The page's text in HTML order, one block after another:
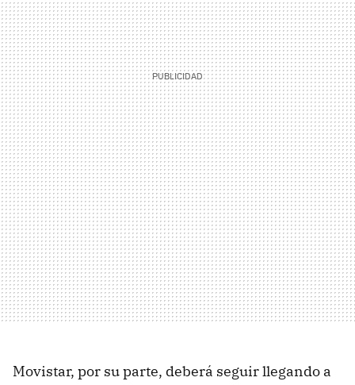
Movistar, por su parte, deberá seguir llegando a